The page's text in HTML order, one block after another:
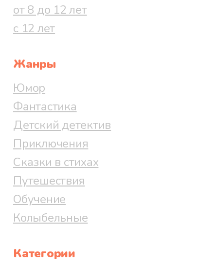
от 8 до 12 лет
с 12 лет
Жанры
Юмор
Фантастика
Детский детектив
Приключения
Сказки в стихах
Путешествия
Обучение
Колыбельные
Категории